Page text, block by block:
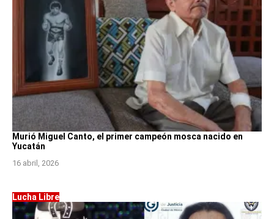
Murió Miguel Canto, el primer campeón mosca nacido en
Yucatán
16 abril, 2026
Lucha Libre